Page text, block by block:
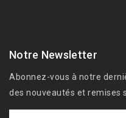
Notre Newsletter
Abonnez-vous à notre
des nouveautés et remises